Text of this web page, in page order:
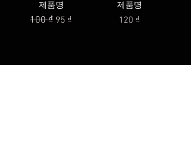
제품명
일반가
100 ₫ 할인가
95 ₫
제품명
가격
120 ₫